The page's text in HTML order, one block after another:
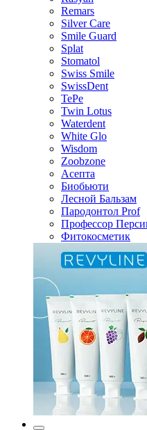
Remars
Silver Care
Smile Guard
Splat
Stomatol
Swiss Smile
SwissDent
TePe
Twin Lotus
Waterdent
White Glo
Wisdom
Zoobzone
Асепта
Биобьюти
Лесной Бальзам
Пародонтол Prof
Профессор
Фитокосметик